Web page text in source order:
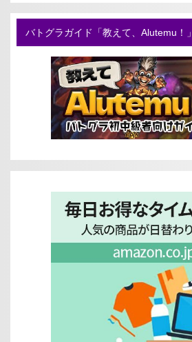
バトグラガイド「教えて、Alutemu！」